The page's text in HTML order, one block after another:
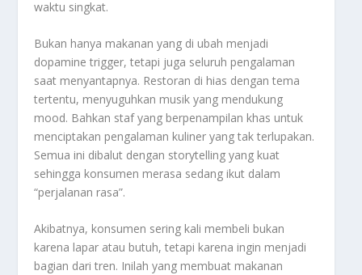
waktu singkat.
Bukan hanya makanan yang di ubah menjadi
dopamine trigger, tetapi juga seluruh pengalaman
saat menyantapnya. Restoran di hias dengan tema
tertentu, menyuguhkan musik yang mendukung
mood. Bahkan staf yang berpenampilan khas untuk
menciptakan pengalaman kuliner yang tak terlupakan.
Semua ini dibalut dengan storytelling yang kuat
sehingga konsumen merasa sedang ikut dalam
“perjalanan rasa”.
Akibatnya, konsumen sering kali membeli bukan
karena lapar atau butuh, tetapi karena ingin menjadi
bagian dari tren. Inilah yang membuat makanan